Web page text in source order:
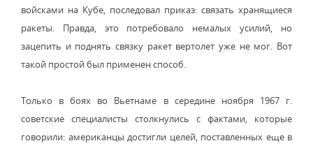
войсками на Кубе, последовал приказ: связать хранящиеся
ракеты. Правда, это потребовало немалых усилий, но
зацепить и поднять связку ракет вертолет уже не мог. Вот
такой простой был применен способ.
Только в боях во Вьетнаме в середине ноября 1967 г.
советские специалисты столкнулись с фактами, которые
говорили: американцы достигли целей, поставленных еще в